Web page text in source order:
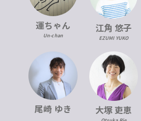
運ちゃん
Un-chan
江角 悠子
EZUMI YUKO
尾崎 ゆき 大塚 吏恵